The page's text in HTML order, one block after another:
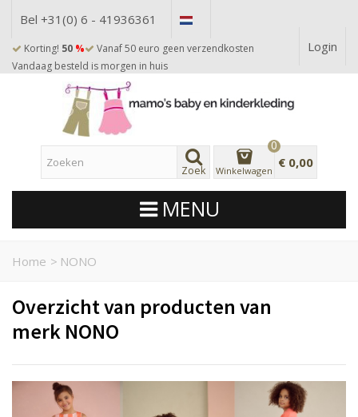
Bel +31(0) 6 - 41936361
Korting! 50 %
Vanaf 50 euro geen verzendkosten
Vandaag besteld is morgen in huis
Login
Zoek Winkelwagen
0
€ 0,00
MENU
Home > NONO
Overzicht van producten van
merk NONO